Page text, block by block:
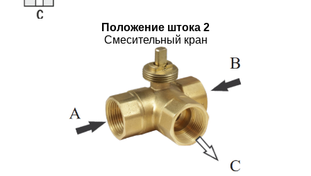
Положение штока 2
Смесительный кран